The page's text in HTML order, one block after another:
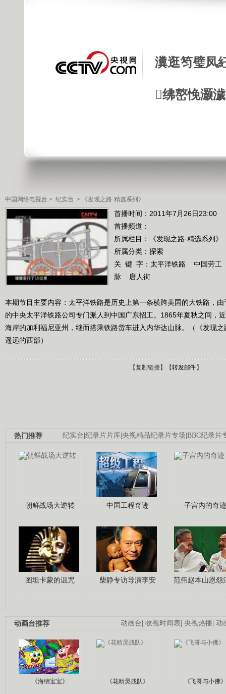
瀵逛笉璧凤
绋嶅悗灏
中国网络电视台 > 纪实台 > 《发现之路·精选系列》
首播时间：2011年7月26日23:00
首播频道：
所属栏目：
《发现之路·精选系列》
所属分类：探索
关 键 字： 太平洋铁路
中国劳工
脉
唐人街
本期节目主要内容：太平洋铁路是历史上第一条横跨美国的大铁路，
的中央太平洋铁路公司专门派人到中国广东招工。1865年夏秋之间，
海岸的加利福尼亚州，继而搭乘铁路货车进入内华达山脉。（《发现
遥远的西部）
【复制链接】【转发邮件】
纪实台|纪录片片库|央视精品纪录片专场|BBC纪录片
热门推荐
朝鲜战场大逆转 中国工程奇迹 子宫内的奇迹
图坦卡蒙的诅咒 柴静专访导演李安 范伟赵本山恩怨
动画台| 收视时间表| 央视热播| 动
动画台推荐
《海绵宝宝》 《花精灵战队》 《飞哥与小佛》